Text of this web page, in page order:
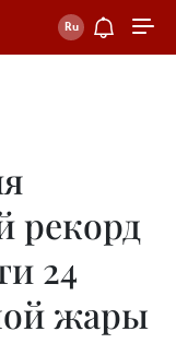
рекорд
24
жары